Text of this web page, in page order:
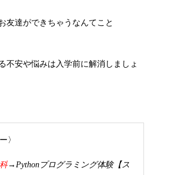
友達ができちゃうなんてこと
不安や悩みは入学前に解消しましょ
〉
→Pythonプログラミング体験【ス